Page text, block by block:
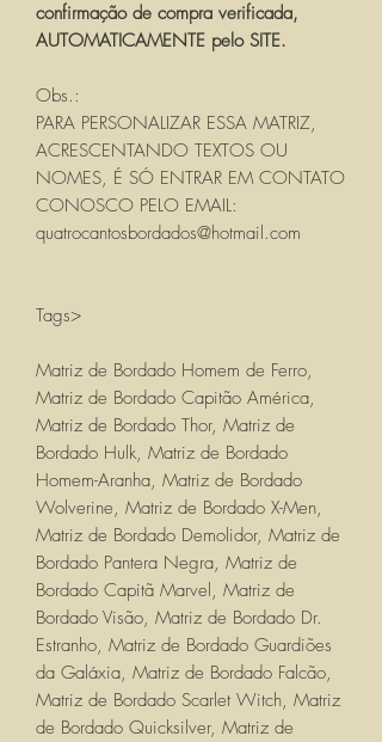
confirmação de compra verificada,
AUTOMATICAMENTE pelo SITE.
Obs.:
PARA PERSONALIZAR ESSA MATRIZ,
ACRESCENTANDO TEXTOS OU
NOMES, É SÓ ENTRAR EM CONTATO
CONOSCO PELO EMAIL:
quatrocantosbordados@hotmail.com
Tags>
Matriz de Bordado Homem de Ferro,
Matriz de Bordado Capitão América,
Matriz de Bordado Thor, Matriz de
Bordado Hulk, Matriz de Bordado
Homem-Aranha, Matriz de Bordado
Wolverine, Matriz de Bordado X-Men,
Matriz de Bordado Demolidor, Matriz de
Bordado Pantera Negra, Matriz de
Bordado Capitã Marvel, Matriz de
Bordado Visão, Matriz de Bordado Dr.
Estranho, Matriz de Bordado Guardiões
da Galáxia, Matriz de Bordado Falcão,
Matriz de Bordado Scarlet Witch, Matriz
de Bordado Quicksilver, Matriz de